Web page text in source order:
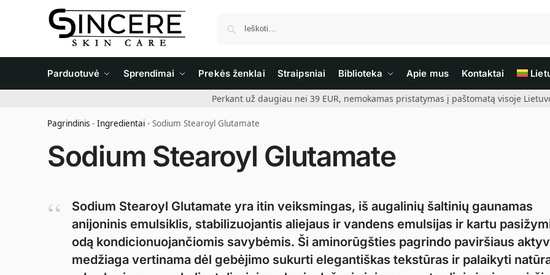
Parduotuvė Sprendimai Prekės ženklai Straipsniai Biblioteka Apie mus Kontaktai
Perkant už daugiau nei 39 EUR, nemokamas pristatymas į paštomatą visoje
Pagrindinis - Ingredientai - Sodium Stearoyl Glutamate
Sodium Stearoyl Glutamate
Sodium Stearoyl Glutamate yra itin veiksmingas, iš augalinių šaltinių gaunamas
anijoninis emulsiklis, stabilizuojantis aliejaus ir vandens emulsijas ir kartu
odą kondicionuojančiomis savybėmis. Ši aminorūgšties pagrindo paviršiaus
medžiaga vertinama dėl gebėjimo sukurti elegantiškas tekstūras ir palaikyti